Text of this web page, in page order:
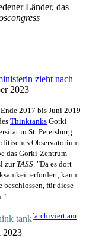
Länder, das
zieht nach
2023
Ende 2017 bis Juni 2019
Thinktanks Gorki
in St. Petersburg
Observatorium
das Gorki-Zentrum
zur TASS . "Da es dort
erfordert, kann
beschlossen, für diese
tank[archiviert am
2023